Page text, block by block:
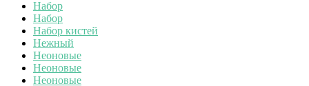
Набор
Набор
Набор кистей
Нежный
Неоновые
Неоновые
Неоновые